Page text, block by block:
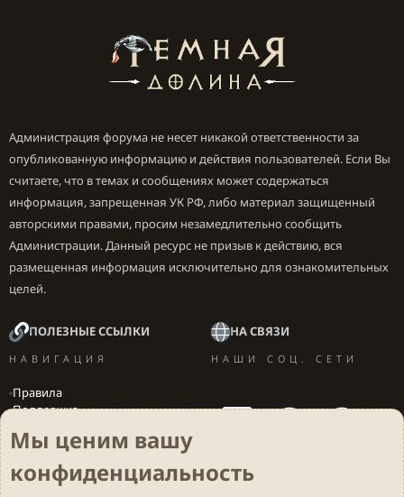
Администрация форума не несет никакой ответственности за
опубликованную информацию и действия пользователей. Если Вы
считаете, что в темах и сообщениях может содержаться
информация, запрещенная УК РФ, либо материал защищенный
авторскими правами, просим незамедлительно сообщить
Администрации. Данный ресурс не призыв к действию, вся
размещенная информация исключительно для ознакомительных
целей.
ПОЛЕЗНЫЕ ССЫЛКИ
НАВИГАЦИЯ
Правила
Поддержка
Локализация игр
НА СВЯЗИ
НАШИ СОЦ. СЕТИ
Мы ценим вашу
конфиденциальность